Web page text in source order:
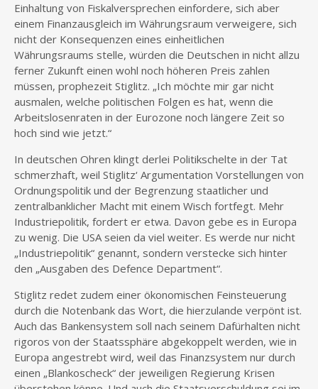
Einhaltung von Fiskalversprechen einfordere, sich aber
einem Finanzausgleich im Währungsraum verweigere, sich
nicht der Konsequenzen eines einheitlichen
Währungsraums stelle, würden die Deutschen in nicht allzu
ferner Zukunft einen wohl noch höheren Preis zahlen
müssen, prophezeit Stiglitz. „Ich möchte mir gar nicht
ausmalen, welche politischen Folgen es hat, wenn die
Arbeitslosenraten in der Eurozone noch längere Zeit so
hoch sind wie jetzt.“
In deutschen Ohren klingt derlei Politikschelte in der Tat
schmerzhaft, weil Stiglitz‘ Argumentation Vorstellungen von
Ordnungspolitik und der Begrenzung staatlicher und
zentralbanklicher Macht mit einem Wisch fortfegt. Mehr
Industriepolitik, fordert er etwa. Davon gebe es in Europa
zu wenig. Die USA seien da viel weiter. Es werde nur nicht
„Industriepolitik“ genannt, sondern verstecke sich hinter
den „Ausgaben des Defence Department“.
Stiglitz redet zudem einer ökonomischen Feinsteuerung
durch die Notenbank das Wort, die hierzulande verpönt ist.
Auch das Bankensystem soll nach seinem Dafürhalten nicht
rigoros von der Staatssphäre abgekoppelt werden, wie in
Europa angestrebt wird, weil das Finanzsystem nur durch
einen „Blankoscheck“ der jeweiligen Regierung Krisen